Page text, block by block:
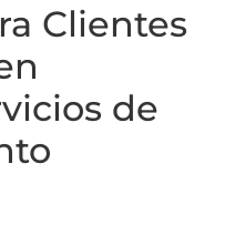
Clientes
de